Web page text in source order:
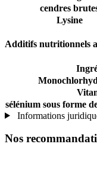
cendres
Lysine
Additifs nutritionnels
sélénium sous forme
Informations
Nos